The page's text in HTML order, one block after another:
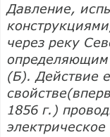
Давление,
через реку
определяющим
(Б). Действие
1856 г.)